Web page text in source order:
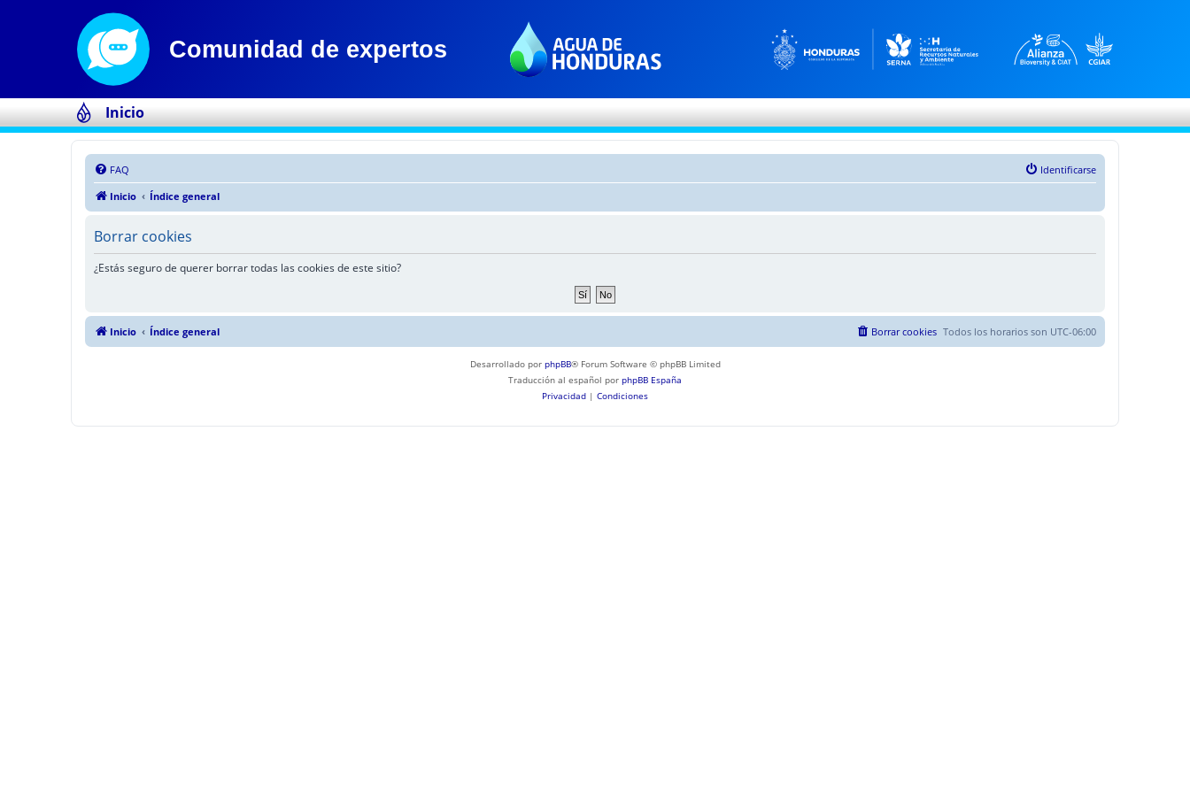
Inicio
FAQ
Identificarse
Inicio
Índice general
Borrar cookies
¿Estás seguro de querer borrar todas las cookies de este sitio?
Inicio Índice general Todos los horarios son UTC-06:00
Borrar cookies
Desarrollado por phpBB® Forum Software © phpBB Limited
Traducción al español por phpBB España
Privacidad | Condiciones